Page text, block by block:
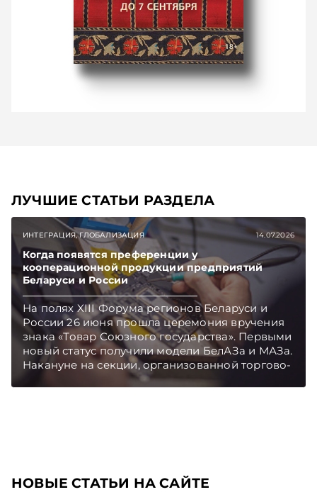
ЛУЧШИЕ СТАТЬИ РАЗДЕЛА
ИНТЕГРАЦИЯ, ГЛОБАЛИЗАЦИЯ 14.07.2026
Когда появятся преференции у
кооперационной продукции предприятий
Беларуси и России
На полях XIII Форума регионов Беларуси и
России 26 июня прошла церемония вручения
знака «Товар Союзного государства». Первыми
новый статус получили модели БелАЗа и МАЗа.
Накануне на секции, организованной торгово-
промышленными палатами двух стран,
НОВЫЕ СТАТЬИ НА САЙТЕ